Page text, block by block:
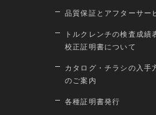
品質保証とアフターサー
トルクレンチの検査成績
校正証明書について
カタログ・チラシの入手
のご案内
各種証明書発行